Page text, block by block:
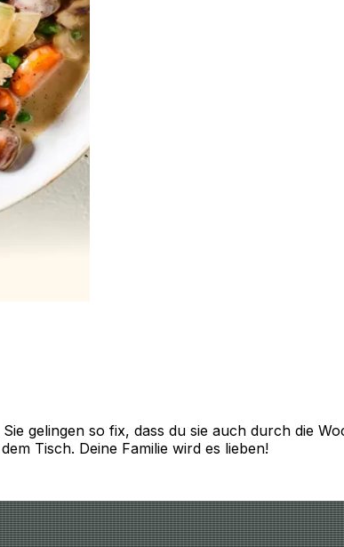
gelingen so fix, dass du sie auch durch die
Tisch. Deine Familie wird es lieben!